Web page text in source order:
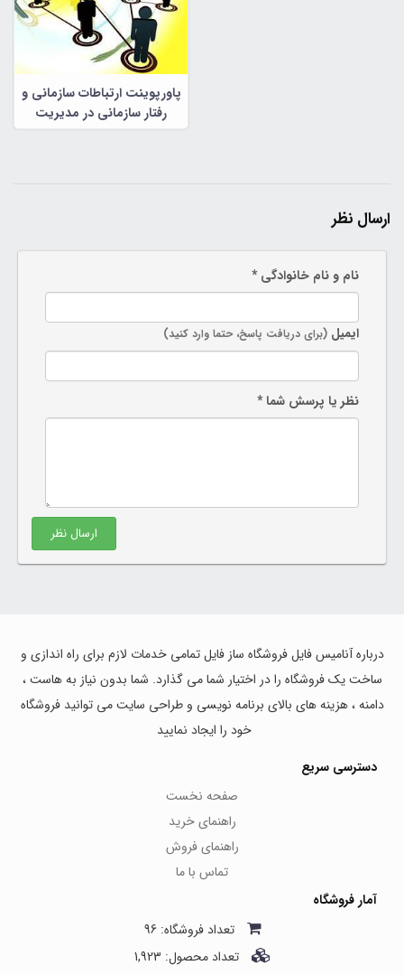
پاورپوینت ارتباطات سازمانی و
رفتار سازمانی در مدیریت
سازمانی
ارسال نظر
نام و نام خانوادگی *
ایمیل (برای دریافت پاسخ، حتما وارد کنید)
نظر یا پرسش شما *
ارسال نظر
درباره آنامیس فایل فروشگاه ساز فایل تمامی خدمات لازم برای راه اندازی و
ساخت یک فروشگاه را در اختیار شما می گذارد. شما بدون نیاز به هاست ،
دامنه ، هزینه های بالای برنامه نویسی و طراحی سایت می توانید فروشگاه
خود را ایجاد نمایید
دسترسی سریع
صفحه نخست
راهنمای خرید
راهنمای فروش
تماس با ما
آمار فروشگاه
تعداد فروشگاه: 96
تعداد محصول: 1,923